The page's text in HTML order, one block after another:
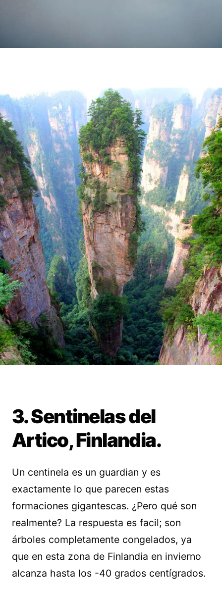
3. Sentinelas del
Artico, Finlandia.
Un centinela es un guardian y es
exactamente lo que parecen estas
formaciones gigantescas. ¿Pero qué son
realmente? La respuesta es facil; son
árboles completamente congelados, ya
que en esta zona de Finlandia en invierno
alcanza hasta los -40 grados centígrados.